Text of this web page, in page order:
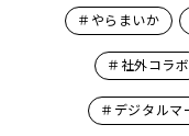
＃やらまいか
＃社外コラボ
＃デジタルマ